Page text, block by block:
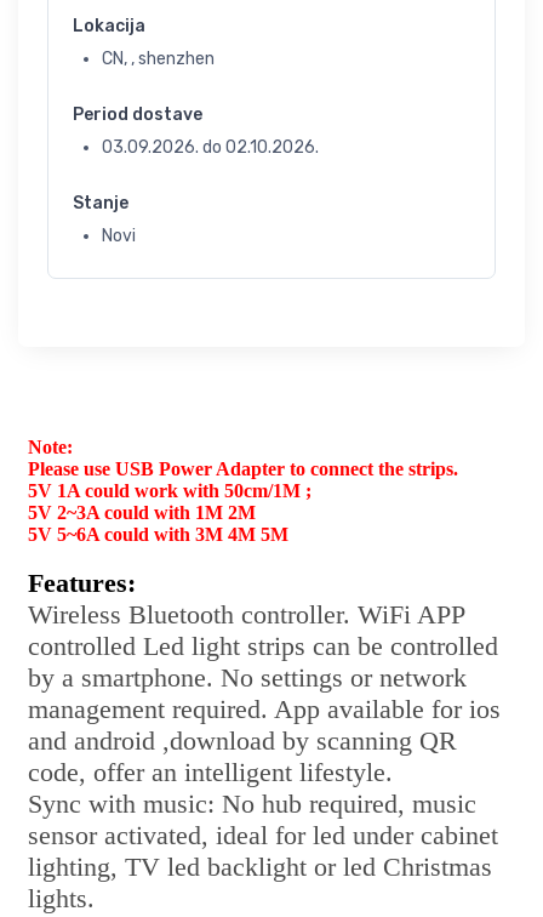
Lokacija
CN, , shenzhen
Period dostave
03.09.2026. do 02.10.2026.
Stanje
Novi